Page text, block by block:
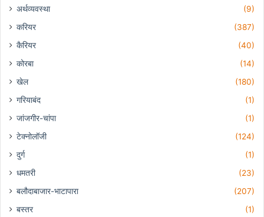
अर्थव्यवस्था
(9)
करियर
(387)
कैरियर
(40)
कोरबा
(14)
खेल
(180)
गरियाबंद
(1)
जांजगीर-चांपा
(1)
टेक्नोलॉजी
(124)
दुर्ग
(1)
धमतरी
(23)
बलौदाबाजार-भाटापारा
(207)
बस्तर
(1)